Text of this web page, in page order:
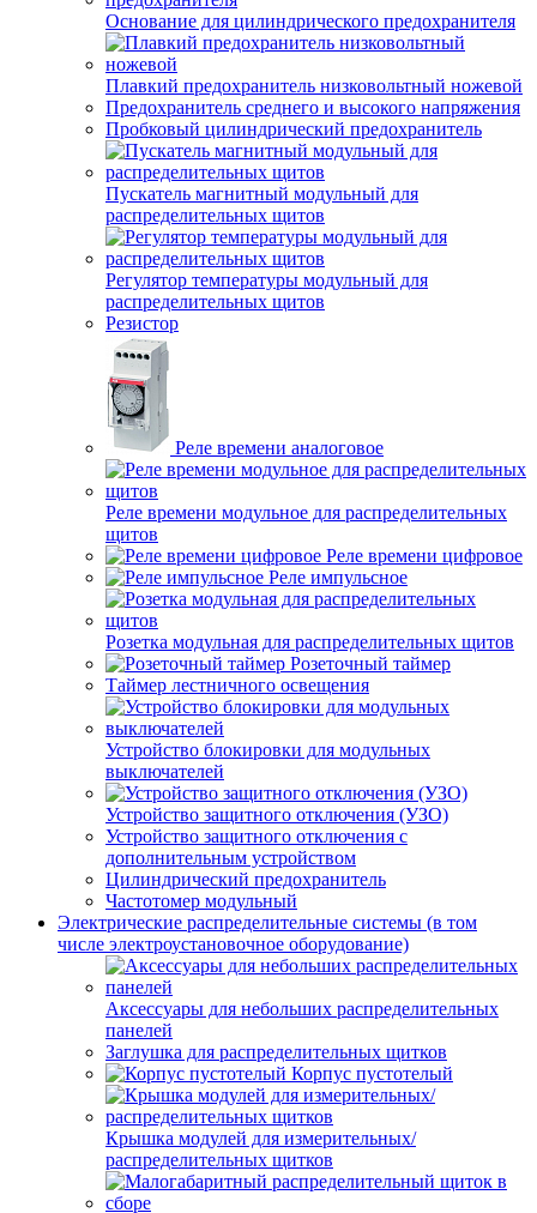
Основание для цилиндрического предохранителя
Плавкий предохранитель низковольтный ножевой
Предохранитель среднего и высокого напряжения
Пробковый цилиндрический предохранитель
Пускатель магнитный модульный для
распределительных щитов
Регулятор температуры модульный для
распределительных щитов
Резистор
Реле времени аналоговое
Реле времени модульное для распределительных
щитов
Реле времени цифровое
Реле импульсное
Розетка модульная для распределительных щитов
Розеточный таймер
Таймер лестничного освещения
Устройство блокировки для модульных
выключателей
Устройство защитного отключения (УЗО)
Устройство защитного отключения с
дополнительным устройством
Цилиндрический предохранитель
Частотомер модульный
Электрические распределительные системы (в том
числе электроустановочное оборудование)
Аксессуары для небольших распределительных
панелей
Заглушка для распределительных щитков
Корпус пустотелый
Крышка модулей для измерительных/
распределительных щитков